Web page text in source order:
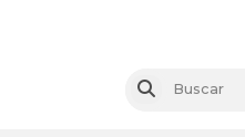
Buscar